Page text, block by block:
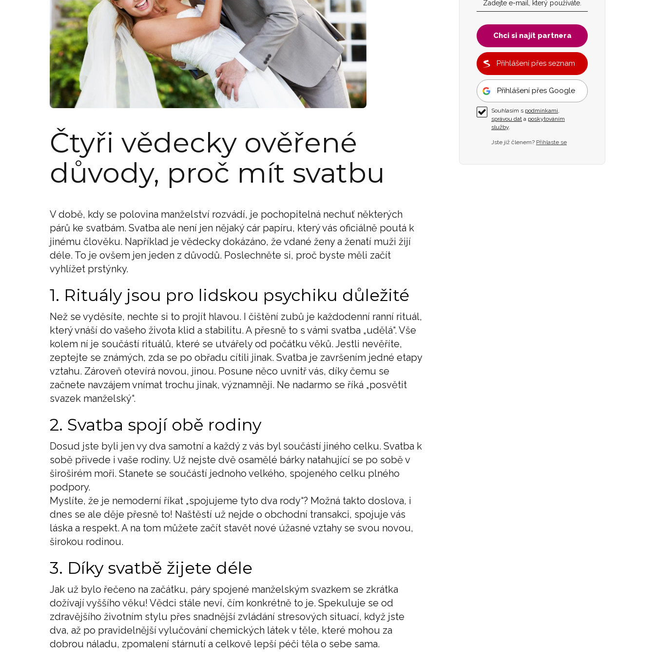
Čtyři vědecky ověřené
důvody, proč mít svatbu
V době, kdy se polovina manželství rozvádí, je pochopitelná nechuť některých
párů ke svatbám. Svatba ale není jen nějaký cár papíru, který vás oficiálně poutá k
jinému člověku. Například je vědecky dokázáno, že vdané ženy a ženatí muži žijí
déle. To je ovšem jen jeden z důvodů. Poslechněte si, proč byste měli začít
vyhlížet prstýnky.
1. Rituály jsou pro lidskou psychiku důležité
Než se vyděsíte, nechte si to projít hlavou. I čištění zubů je každodenní ranní rituál,
který vnáší do vašeho života klid a stabilitu. A přesně to s vámi svatba „udělá“. Vše
kolem ní je součástí rituálů, které se utvářely od počátku věků. Jestli nevěříte,
zeptejte se známých, zda se po obřadu cítili jinak. Svatba je završením jedné etapy
vztahu. Zároveň otevírá novou, jinou. Posune něco uvnitř vás, díky čemu se
začnete navzájem vnímat trochu jinak, významněji. Ne nadarmo se říká „posvětit
svazek manželský“.
2. Svatba spojí obě rodiny
Dosud jste byli jen vy dva samotní a každý z vás byl součástí jiného celku. Svatba k
sobě přivede i vaše rodiny. Už nejste dvě osamělé bárky natahující se po sobě v
široširém moři. Stanete se součástí jednoho velkého, spojeného celku plného
podpory.
Myslíte, že je nemoderní říkat „spojujeme tyto dva rody“? Možná takto doslova, i
dnes se ale děje přesně to! Naštěstí už nejde o obchodní transakci, spojuje vás
láska a respekt. A na tom můžete začít stavět nové úžasné vztahy se svou novou,
širokou rodinou.
3. Díky svatbě žijete déle
Jak už bylo řečeno na začátku, páry spojené manželským svazkem se zkrátka
dožívají vyššího věku! Vědci stále neví, čím konkrétně to je. Spekuluje se od
zdravějšího životním stylu přes snadnější zvládání stresových situací, když jste
dva, až po pravidelnější vylučování chemických látek v těle, které mohou za
dobrou náladu, zpomalení stárnutí a celkově lepší péči těla o sebe sama.
Chci si najít partnera
Přihlášení přes seznam
Přihlášení přes Google
Souhlasím s podmínkami,
správou dat a poskytováním
služby.
Jste již členem? Přihlaste se